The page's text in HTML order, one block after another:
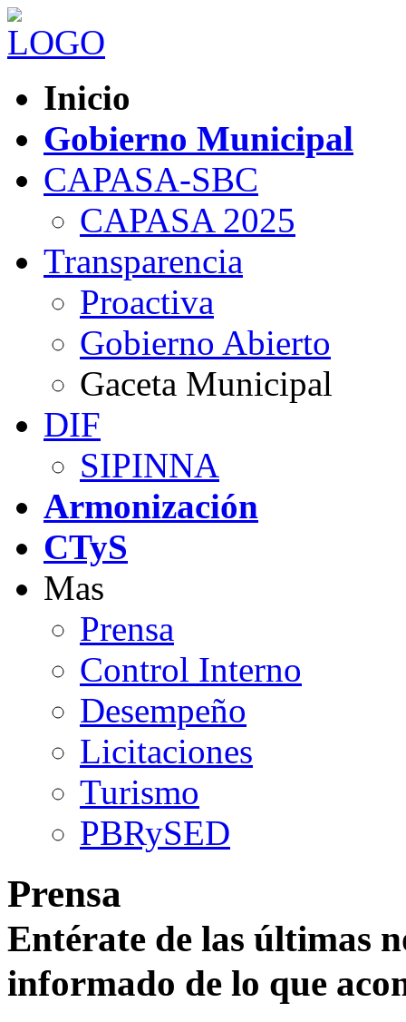
Inicio
Gobierno Municipal
CAPASA-SBC
CAPASA 2025
Transparencia
Proactiva
Gobierno Abierto
Gaceta Municipal
DIF
SIPINNA
Armonización
CTyS
Mas
Prensa
Control Interno
Desempeño
Licitaciones
Turismo
PBRySED
Prensa
Entérate de las últimas
informado de lo que